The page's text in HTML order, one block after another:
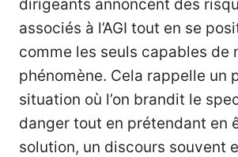
dirigeants annoncent des
associés à l’AGI tout en se
comme les seuls capables de
phénomène. Cela rappelle un
situation où l’on brandit le
danger tout en prétendant en
solution, un discours souvent